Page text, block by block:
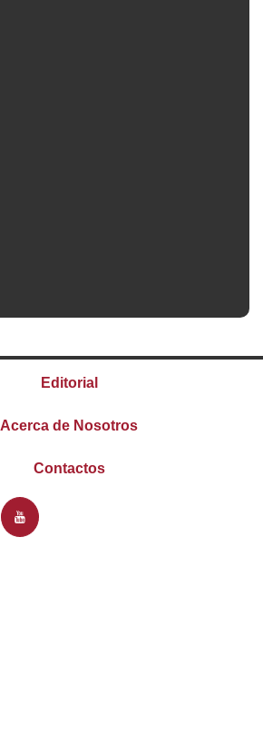
Editorial
Acerca de Nosotros
Contactos